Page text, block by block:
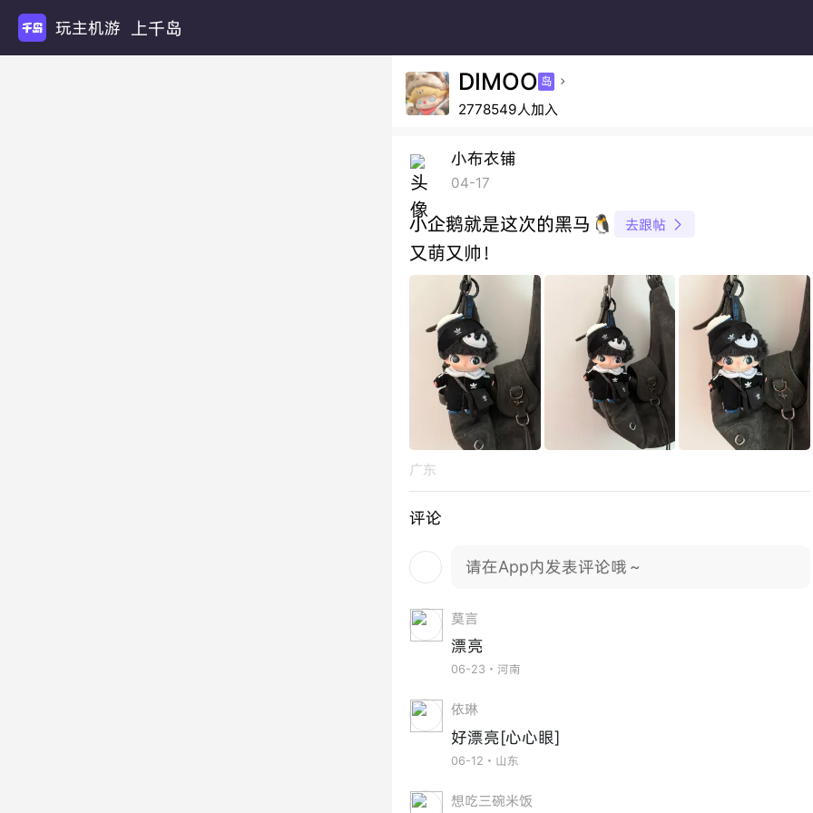
玩主机游戏 上千岛
DIMOO 岛 
2778549人加入
小布衣铺
04-17
小企鹅就是这次的黑马🐧 去跟帖 
又萌又帅！
广东
评论
请在App内发表评论哦～
莫言
漂亮
06-23・河南
依琳
好漂亮[心心眼]
06-12・山东
想吃三碗米饭